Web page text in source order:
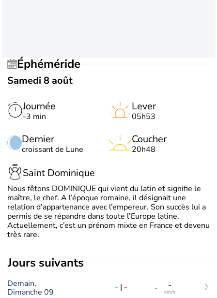
Éphéméride
Samedi 8 août
Journée
-3 min
Dernier
croissant de Lune
Lever
05h53
Coucher
20h48
Saint Dominique
Nous fêtons DOMINIQUE qui vient du latin et signifie le
maître, le chef. A l’époque romaine, il désignait une
relation d’appartenance avec l’empereur. Son succès lui a
permis de se répandre dans toute l’Europe latine.
Actuellement, c’est un prénom mixte en France et devenu
très rare.
jours suivants
Demain,
Dimanche 09
- | - - -
km/h